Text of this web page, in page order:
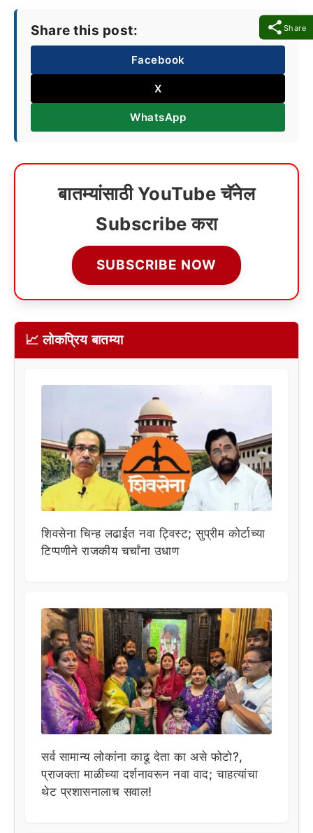
Share
Share this post:
Facebook
X
WhatsApp
बातम्यांसाठी YouTube चॅनेल
Subscribe करा
SUBSCRIBE NOW
📈 लोकप्रिय बातम्या
शिवसेना चिन्ह लढाईत नवा ट्विस्ट; सुप्रीम कोर्टाच्या
टिप्पणीने राजकीय चर्चांना उधाण
सर्व सामान्य लोकांना काढू देता का असे फोटो?,
प्राजक्ता माळीच्या दर्शनावरून नवा वाद; चाहत्यांचा
थेट प्रशासनालाच सवाल!